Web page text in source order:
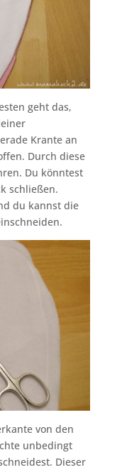
geht das,
Krante an
Durch diese
Du könntest
schließen.
du kannst die
von den
unbedingt
Dieser